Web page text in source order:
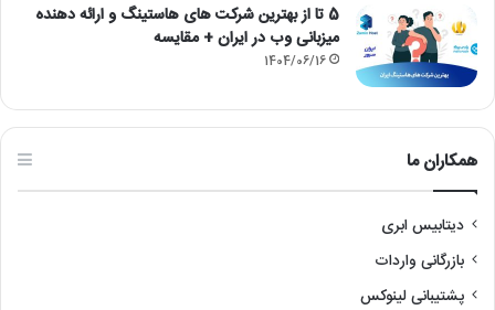
5 تا از بهترین شرکت های هاستینگ و ارائه دهنده
میزبانی وب در ایران + مقایسه
1404/06/16
همکاران ما
دیتابیس ابری
بازرگانی واردات
پشتیبانی لینوکس